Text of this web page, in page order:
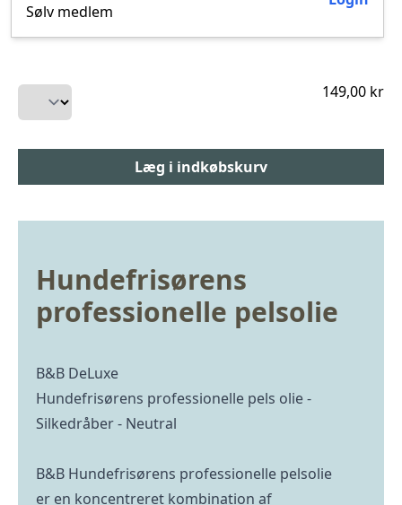
Sølv medlem
149,00 kr
Hundefrisørens
professionelle pelsolie
B&B DeLuxe
Hundefrisørens professionelle pels olie -
Silkedråber - Neutral
B&B Hundefrisørens professionelle pelsolie
er en koncentreret kombination af